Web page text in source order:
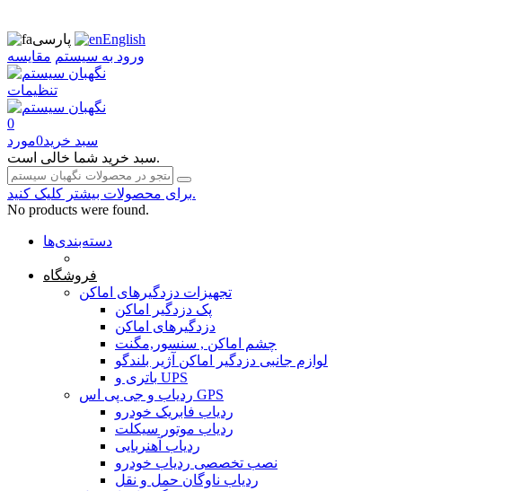
پارسی
English
ورود به سیستم مقایسه
تنظیمات
0
سبد خرید0مورد
سبد خرید شما خالی است.
برای محصولات بیشتر کلیک کنید.
No products were found.
دسته‌بندی‌ها
فروشگاه
تجهیزات دزدگیرهای اماکن
پک دزدگیر اماکن
دزدگیرهای اماکن
چشم اماکن , سنسور,مگنت
لوازم جانبی دزدگیر اماکن آژیر بلندگو
باتری و UPS
ردیاب و جی پی اس GPS
ردیاب فابریک خودرو
ردیاب موتور سیکلت
ردیاب آهنربایی
نصب تخصصی ردیاب خودرو
ردیاب ناوگان حمل و نقل